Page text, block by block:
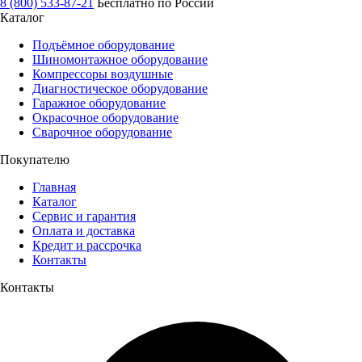
Каталог
Подъёмное оборудование
Шиномонтажное оборудование
Компрессоры воздушные
Диагностическое оборудование
Гаражное оборудование
Окрасочное оборудование
Сварочное оборудование
Покупателю
Главная
Каталог
Сервис и гарантия
Оплата и доставка
Кредит и рассрочка
Контакты
Контакты